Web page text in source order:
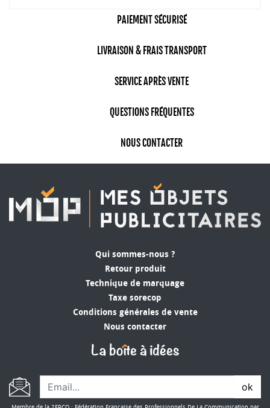
PAIEMENT SÉCURISÉ
LIVRAISON & FRAIS TRANSPORT
SERVICE APRÈS VENTE
QUESTIONS FRÉQUENTES
NOUS CONTACTER
Qui sommes-nous ?
Retour produit
Technique de marquage
Taxe sorecop
Conditions générales de vente
Nous contacter
ok